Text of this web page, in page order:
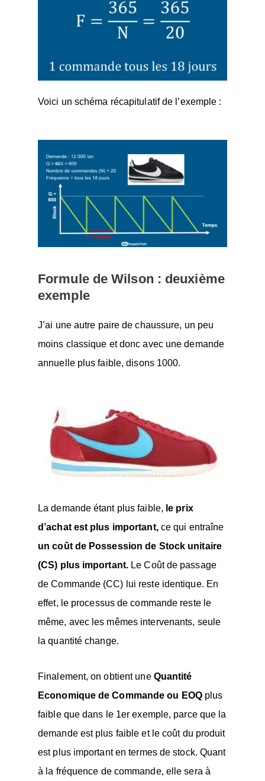
Voici un schéma récapitulatif de l’exemple :
Formule de Wilson : deuxième
exemple
J’ai une autre paire de chaussure, un peu
moins classique et donc avec une demande
annuelle plus faible, disons 1000.
La demande étant plus faible, le prix
d’achat est plus important,ce qui entraîne
un coût de Possession de Stock unitaire
(CS) plus important. Le Coût de passage
de Commande (CC) lui reste identique. En
effet, le processus de commande reste le
même, avec les mêmes intervenants, seule
la quantité change.
Finalement, on obtient une Quantité
Economique de Commande ou EOQplus
faible que dans le 1er exemple, parce que la
demande est plus faible et le coût du produit
est plus important en termes de stock. Quant
à la fréquence de commande, elle sera à